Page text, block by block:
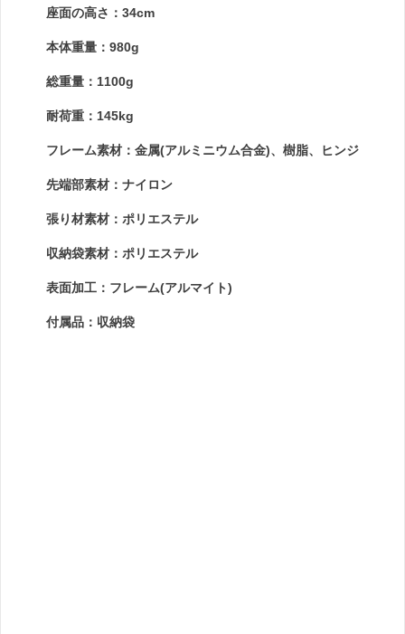
座面の高さ：34cm
本体重量：980g
総重量：1100g
耐荷重：145kg
フレーム素材：金属(アルミニウム合金)、樹脂、ヒンジ
先端部素材：ナイロン
張り材素材：ポリエステル
収納袋素材：ポリエステル
表面加工：フレーム(アルマイト)
付属品：収納袋